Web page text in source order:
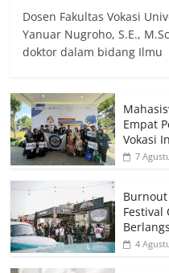
Dosen Fakultas Vokasi
Yanuar Nugroho, S.E.,
doktor dalam bidang Ilmu
Empat
Vokasi
7
Burnout
Festival
4